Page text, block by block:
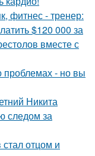
фитнес - тренер:
$120 000 за
вместе с
проблемах - но вы
Никита
следом за
отцом и